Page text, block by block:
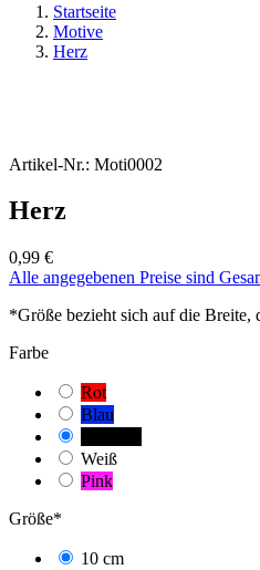
Startseite
Motive
Herz
Artikel-Nr.: Moti0002
Herz
0,99 €
Alle angegebenen Preise sind
*Größe bezieht sich auf die Breite,
Farbe
Rot
Blau
Weiß
Pink
Größe*
10 cm